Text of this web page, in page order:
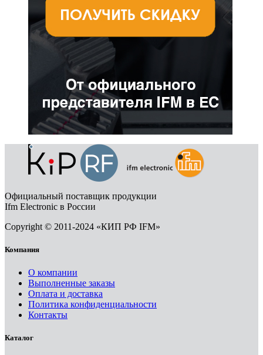
Официальный поставщик продукции
Ifm Electronic в России
Copyright © 2011-2024 «КИП РФ IFM»
Компания
О компании
Выполненные заказы
Оплата и доставка
Политика конфиденциальности
Контакты
Каталог